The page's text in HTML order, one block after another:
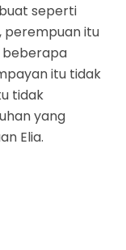
seperti
perempuan itu
beberapa
itu tidak
tidak
yang
Elia.